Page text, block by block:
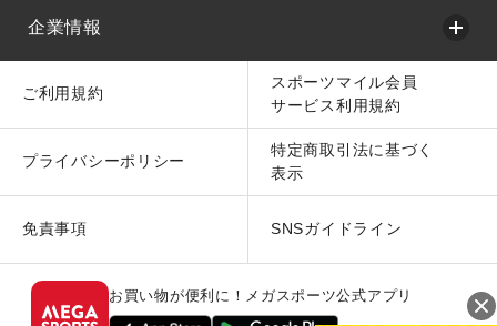
企業情報
ご利用規約
スポーツマイル会員
サービス利用規約
プライバシーポリシー
特定商取引法に基づく
表示
免責事項 SNSガイドライン
お買い物が便利に！メガスポーツ公式アプリ